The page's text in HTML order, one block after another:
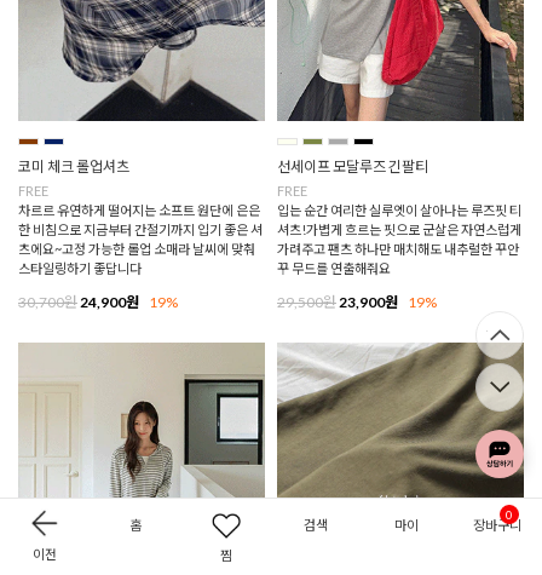
이전
홈
찜
검색 마이 장바구니
0
코미 체크 롤업셔츠
FREE
차르르 유연하게 떨어지는 소프트 원단에 은은
한 비침으로 지금부터 간절기까지 입기 좋은 셔
츠에요~고정 가능한 롤업 소매라 날씨에 맞춰
스타일링하기 좋답니다
30,700원 24,900원 19%
선세이프 모달루즈 긴팔티
FREE
입는 순간 여리한 실루엣이 살아나는 루즈핏 티
셔츠!가볍게 흐르는 핏으로 군살은 자연스럽게
가려주고 팬츠 하나만 매치해도 내추럴한 꾸안
꾸 무드를 연출해줘요
29,500원 23,900원 19%